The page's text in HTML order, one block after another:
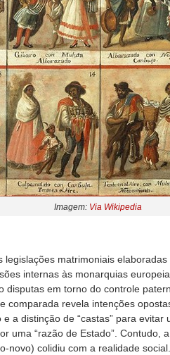
Imagem: Via Wikipedia
legislações matrimoniais
internas às monarquias
disputas em torno do controle
comparada revela intenções
a distinção de “castas” para
uma “razão de Estado”. Contudo,
novo) colidiu com a realidade